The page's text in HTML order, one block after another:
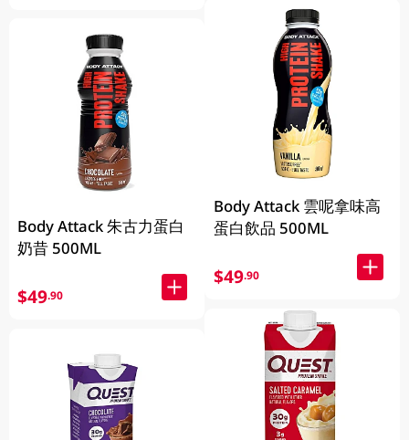
Body Attack 朱古力蛋白
奶昔 500ML
$49.90
Body Attack 雲呢拿味高
蛋白飲品 500ML
$49.90